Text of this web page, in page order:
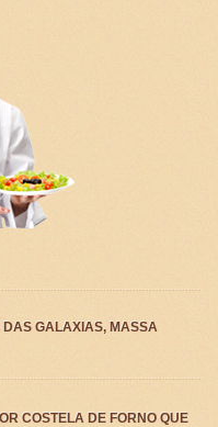
DAS GALAXIAS, MASSA
COSTELA DE FORNO QUE